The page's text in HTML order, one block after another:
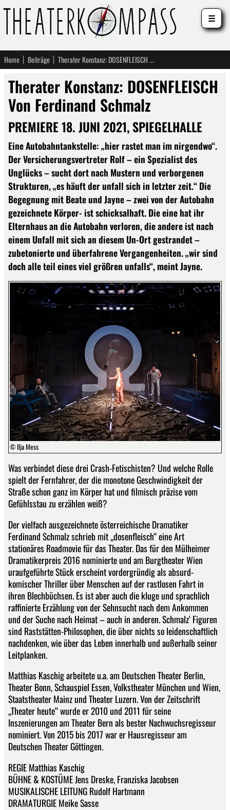
Home Beiträge Therater Konstanz: DOSENFLEISCH Von Ferdinand Schmalz
Therater Konstanz: DOSENFLEISCH
Von Ferdinand Schmalz
PREMIERE 18. JUNI 2021, SPIEGELHALLE
Eine Autobahntankstelle: „hier rastet man im nirgendwo“.
Der Versicherungsvertreter Rolf – ein Spezialist des
Unglücks – sucht dort nach Mustern und verborgenen
Strukturen, „es häuft der unfall sich in letzter zeit.“ Die
Begegnung mit Beate und Jayne – zwei von der Autobahn
gezeichnete Körper- ist schicksalhaft. Die eine hat ihr
Elternhaus an die Autobahn verloren, die andere ist nach
einem Unfall mit sich an diesem Un-Ort gestrandet –
zubetonierte und überfahrene Vergangenheiten. „wir sind
doch alle teil eines viel größren unfalls“, meint Jayne.
© Ilja Mess
Was verbindet diese drei Crash-Fetischisten? Und welche Rolle
spielt der Fernfahrer, der die monotone Geschwindigkeit der
Straße schon ganz im Körper hat und filmisch präzise vom
Gefühlsstau zu erzählen weiß?
Der vielfach ausgezeichnete österreichische Dramatiker
Ferdinand Schmalz schrieb mit „dosenfleisch“ eine Art
stationäres Roadmovie für das Theater. Das für den Mülheimer
Dramatikerpreis 2016 nominierte und am Burgtheater Wien
uraufgeführte Stück erscheint vordergründig als absurd-
komischer Thriller über Menschen auf der rastlosen Fahrt in
ihren Blechbüchsen. Es ist aber auch die kluge und sprachlich
raffinierte Erzählung von der Sehnsucht nach dem Ankommen
und der Suche nach Heimat – auch in anderen. Schmalz‘ Figuren
sind Raststätten-Philosophen, die über nichts so leidenschaftlich
nachdenken, wie über das Leben innerhalb und außerhalb seiner
Leitplanken.
Matthias Kaschig arbeitete u.a. am Deutschen Theater Berlin,
Theater Bonn, Schauspiel Essen, Volkstheater München und Wien,
Staatstheater Mainz und Theater Luzern. Von der Zeitschrift
„Theater heute“ wurde er 2010 und 2011 für seine
Inszenierungen am Theater Bern als bester Nachwuchsregisseur
nominiert. Von 2015 bis 2017 war er Hausregisseur am
Deutschen Theater Göttingen.
REGIE Matthias Kaschig
BÜHNE & KOSTÜME Jens Dreske, Franziska Jacobsen
MUSIKALISCHE LEITUNG Rudolf Hartmann
DRAMATURGIE Meike Sasse
☰